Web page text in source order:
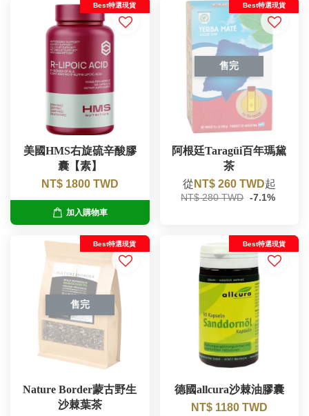
Best特選現貨
美國HMS右旋硫辛酸膠
囊【素】
NT$ 1800 TWD
加入購物車
售完
Best特選現貨
阿根廷Taragüi百年瑪黛
茶
從 NT$ 260 TWD起
NT$ 280 TWD -7.1%
售完
Best特選現貨
Nature Border蒙古野生
沙棘葉茶
Best特選現貨
德國allcura沙棘油膠囊
NT$ 1180 TWD